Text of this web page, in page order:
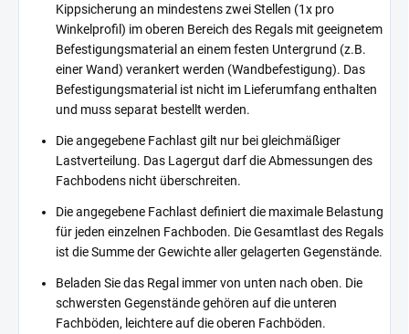
Kippsicherung an mindestens zwei Stellen (1x pro
Winkelprofil) im oberen Bereich des Regals mit geeignetem
Befestigungsmaterial an einem festen Untergrund (z.B.
einer Wand) verankert werden (Wandbefestigung). Das
Befestigungsmaterial ist nicht im Lieferumfang enthalten
und muss separat bestellt werden.
Die angegebene Fachlast gilt nur bei gleichmäßiger
Lastverteilung. Das Lagergut darf die Abmessungen des
Fachbodens nicht überschreiten.
Die angegebene Fachlast definiert die maximale Belastung
für jeden einzelnen Fachboden. Die Gesamtlast des Regals
ist die Summe der Gewichte aller gelagerten Gegenstände.
Beladen Sie das Regal immer von unten nach oben. Die
schwersten Gegenstände gehören auf die unteren
Fachböden, leichtere auf die oberen Fachböden.